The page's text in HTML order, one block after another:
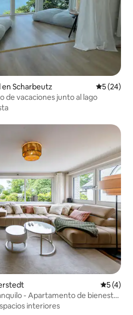
Scharbeutz
5 (24)
de vacaciones junto al lago
5 (4)
- Apartamento de bienestar
interiores